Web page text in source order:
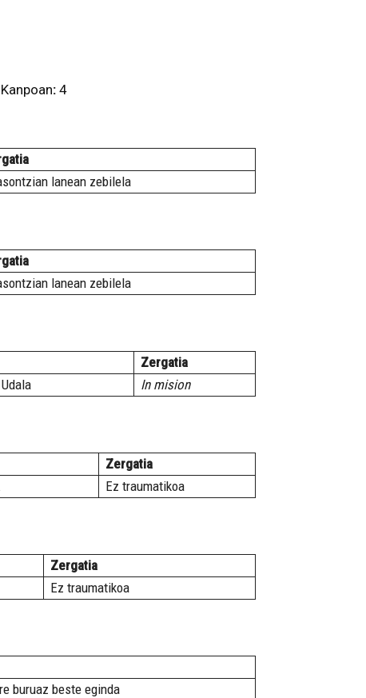
Kanpoan: 4
lanean zebilela
lanean zebilela
Zergatia
In mision
Zergatia
Ez traumatikoa
Zergatia
Ez traumatikoa
buruaz beste eginda